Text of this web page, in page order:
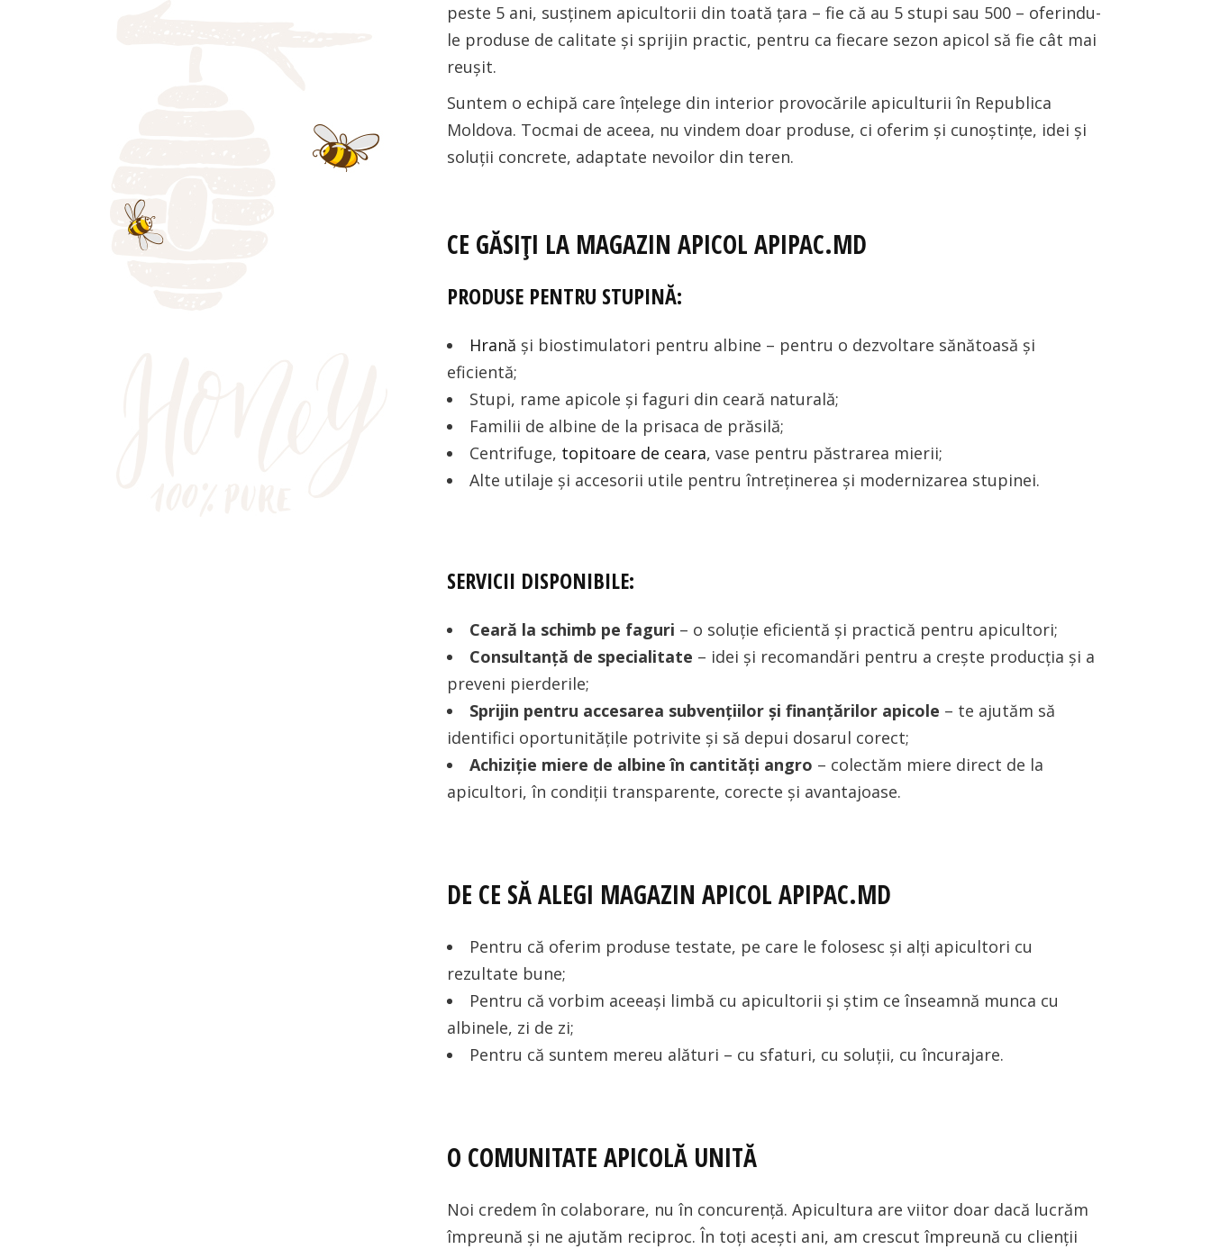
peste 5 ani, susținem apicultorii din toată țara – fie că au 5 stupi sau 500 – oferindu-
le produse de calitate și sprijin practic, pentru ca fiecare sezon apicol să fie cât mai
reușit.
Suntem o echipă care înțelege din interior provocările apiculturii în Republica
Moldova. Tocmai de aceea, nu vindem doar produse, ci oferim și cunoștințe, idei și
soluții concrete, adaptate nevoilor din teren.
CE GĂSIȚI LA MAGAZIN APICOL APIPAC.MD
PRODUSE PENTRU STUPINĂ:
Hrană și biostimulatori pentru albine – pentru o dezvoltare sănătoasă și
eficientă;
Stupi, rame apicole și faguri din ceară naturală;
Familii de albine de la prisaca de prăsilă;
Centrifuge, topitoare de ceara, vase pentru păstrarea mierii;
Alte utilaje și accesorii utile pentru întreținerea și modernizarea stupinei.
SERVICII DISPONIBILE:
Ceară la schimb pe faguri – o soluție eficientă și practică pentru apicultori;
Consultanță de specialitate – idei și recomandări pentru a crește producția și a
preveni pierderile;
Sprijin pentru accesarea subvențiilor și finanțărilor apicole – te ajutăm să
identifici oportunitățile potrivite și să depui dosarul corect;
Achiziție miere de albine în cantități angro – colectăm miere direct de la
apicultori, în condiții transparente, corecte și avantajoase.
DE CE SĂ ALEGI MAGAZIN APICOL APIPAC.MD
Pentru că oferim produse testate, pe care le folosesc și alți apicultori cu
rezultate bune;
Pentru că vorbim aceeași limbă cu apicultorii și știm ce înseamnă munca cu
albinele, zi de zi;
Pentru că suntem mereu alături – cu sfaturi, cu soluții, cu încurajare.
O COMUNITATE APICOLĂ UNITĂ
Noi credem în colaborare, nu în concurență. Apicultura are viitor doar dacă lucrăm
împreună și ne ajutăm reciproc. În toți acești ani, am crescut împreună cu clienții